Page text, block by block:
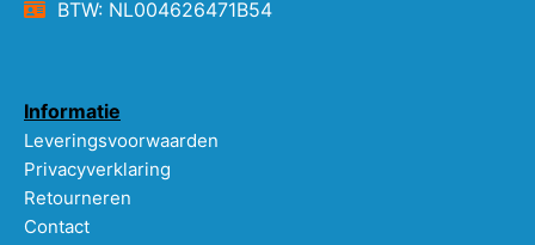
BTW: NL004626471B54
Informatie
Leveringsvoorwaarden
Privacyverklaring
Retourneren
Contact